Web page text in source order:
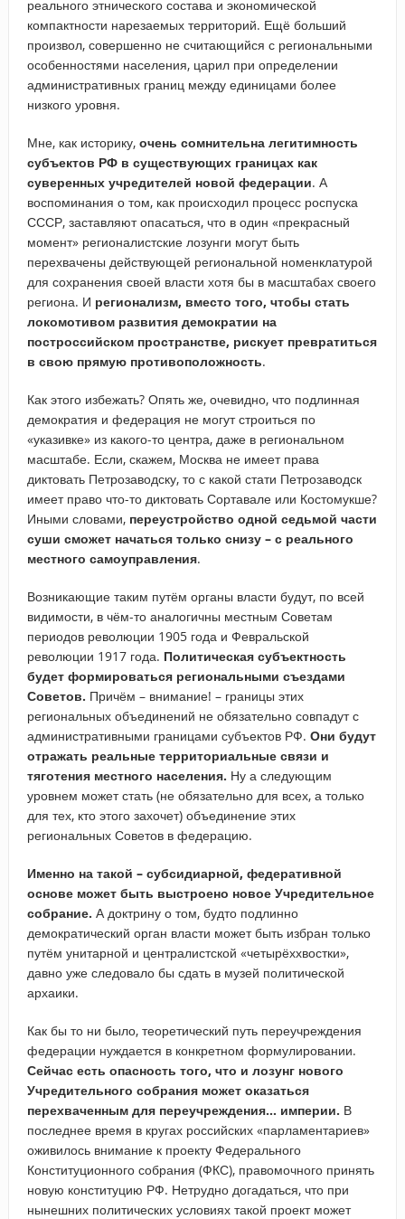
реального этнического состава и экономической
компактности нарезаемых территорий. Ещё больший
произвол, совершенно не считающийся с региональными
особенностями населения, царил при определении
административных границ между единицами более
низкого уровня.
Мне, как историку, очень сомнительна легитимность
субъектов РФ в существующих границах как
суверенных учредителей новой федерации. А
воспоминания о том, как происходил процесс роспуска
СССР, заставляют опасаться, что в один «прекрасный
момент» регионалистские лозунги могут быть
перехвачены действующей региональной номенклатурой
для сохранения своей власти хотя бы в масштабах своего
региона. И регионализм, вместо того, чтобы стать
локомотивом развития демократии на
построссийском пространстве, рискует превратиться
в свою прямую противоположность.
Как этого избежать? Опять же, очевидно, что подлинная
демократия и федерация не могут строиться по
«указивке» из какого-то центра, даже в региональном
масштабе. Если, скажем, Москва не имеет права
диктовать Петрозаводску, то с какой стати Петрозаводск
имеет право что-то диктовать Сортавале или Костомукше?
Иными словами, переустройство одной седьмой части
суши сможет начаться только снизу – с реального
местного самоуправления.
Возникающие таким путём органы власти будут, по всей
видимости, в чём-то аналогичны местным Советам
периодов революции 1905 года и Февральской
революции 1917 года. Политическая субъектность
будет формироваться региональными съездами
Советов. Причём – внимание! – границы этих
региональных объединений не обязательно совпадут с
административными границами субъектов РФ. Они будут
отражать реальные территориальные связи и
тяготения местного населения. Ну а следующим
уровнем может стать (не обязательно для всех, а только
для тех, кто этого захочет) объединение этих
региональных Советов в федерацию.
Именно на такой – субсидиарной, федеративной
основе может быть выстроено новое Учредительное
собрание. А доктрину о том, будто подлинно
демократический орган власти может быть избран только
путём унитарной и централистской «четырёххвостки»,
давно уже следовало бы сдать в музей политической
архаики.
Как бы то ни было, теоретический путь переучреждения
федерации нуждается в конкретном формулировании.
Сейчас есть опасность того, что и лозунг нового
Учредительного собрания может оказаться
перехваченным для переучреждения… империи. В
последнее время в кругах российских «парламентариев»
оживилось внимание к проекту Федерального
Конституционного собрания (ФКС), правомочного принять
новую конституцию РФ. Нетрудно догадаться, что при
нынешних политических условиях такой проект может